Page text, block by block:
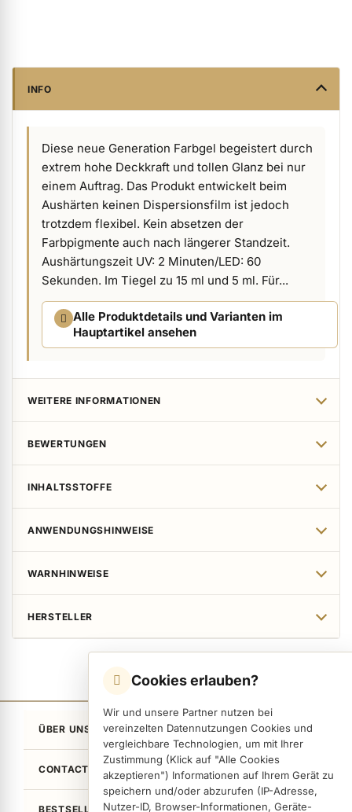
Cookies erlauben?
Wir und unsere Partner nutzen bei
vereinzelten Datennutzungen Cookies und
vergleichbare Technologien, um mit Ihrer
Zustimmung (Klick auf "Alle Cookies
akzeptieren") Informationen auf Ihrem Gerät zu
speichern und/oder abzurufen (IP-Adresse,
Nutzer-ID, Browser-Informationen, Geräte-
Kundenpräsente anzeigen
INFO
Diese neue Generation Farbgel begeistert durch
extrem hohe Deckkraft und tollen Glanz bei nur
einem Auftrag. Das Produkt entwickelt beim
Aushärten keinen Dispersionsfilm ist jedoch
trotzdem flexibel. Kein absetzen der
Farbpigmente auch nach längerer Standzeit.
Aushärtungszeit UV: 2 Minuten/LED: 60
Sekunden. Im Tiegel zu 15 ml und 5 ml. Für...
Alle Produktdetails und Varianten im
Hauptartikel ansehen
WEITERE INFORMATIONEN
BEWERTUNGEN
INHALTSSTOFFE
ANWENDUNGSHINWEISE
WARNHINWEISE
HERSTELLER
ÜBER UNS
CONTACT
BESTSELLER